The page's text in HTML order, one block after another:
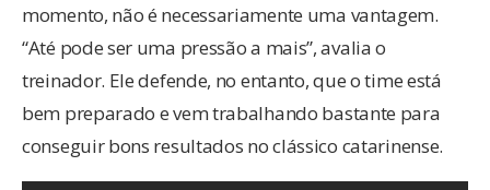
momento, não é necessariamente uma vantagem.
“Até pode ser uma pressão a mais”, avalia o
treinador. Ele defende, no entanto, que o time está
bem preparado e vem trabalhando bastante para
conseguir bons resultados no clássico catarinense.